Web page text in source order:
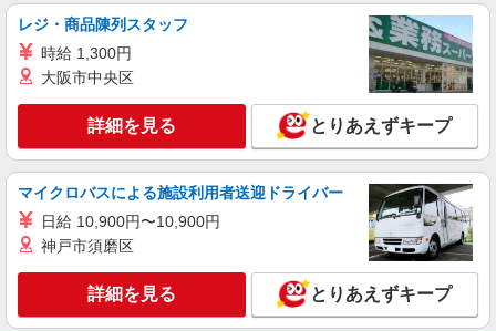
レジ・商品陳列スタッフ
時給 1,300円
大阪市中央区
詳細を見る とりあえずキープ
マイクロバスによる施設利用者送迎ドライバー
日給 10,900円〜10,900円
神戸市須磨区
詳細を見る とりあえずキープ